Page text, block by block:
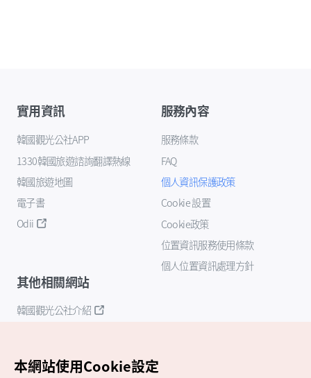
實用資訊
韓國觀光公社APP
1330韓國旅遊諮詢翻譯熱線
韓國旅遊地圖
電子書
Odii
服務內容
服務條款
FAQ
個人資訊保護政策
Cookie 設置
Cookie政策
位置資訊服務使用條款
個人位置資訊處理方針
其他相關網站
韓國觀光公社介紹
本網站使用Cookie設定